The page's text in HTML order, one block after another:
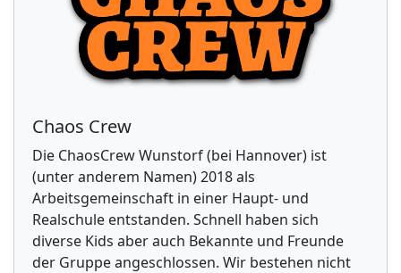
Chaos Crew
Die ChaosCrew Wunstorf (bei Hannover) ist
(unter anderem Namen) 2018 als
Arbeitsgemeinschaft in einer Haupt- und
Realschule entstanden. Schnell haben sich
diverse Kids aber auch Bekannte und Freunde
der Gruppe angeschlossen. Wir bestehen nicht